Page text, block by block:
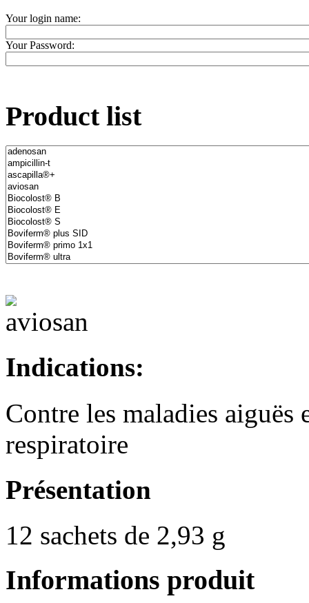
Your login name:
Your Password:
Product list
Indications:
Contre les maladies aiguës
respiratoire
Présentation
12 sachets de 2,93 g
Informations produit